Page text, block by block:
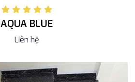
AQUA BLUE
Liên hệ